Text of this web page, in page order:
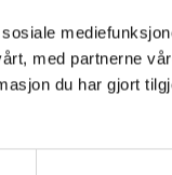
med partnerne
du har gjort
om selve